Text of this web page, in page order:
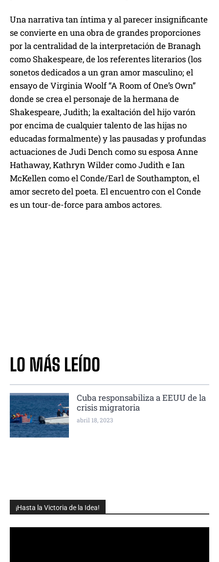
¡Hasta la Victoria de la Idea!
Una narrativa tan íntima y al parecer insignificante
se convierte en una obra de grandes proporciones
por la centralidad de la interpretación de Branagh
como Shakespeare, de los referentes literarios (los
sonetos dedicados a un gran amor masculino; el
ensayo de Virginia Woolf “A Room of One’s Own”
donde se crea el personaje de la hermana de
Shakespeare, Judith; la exaltación del hijo varón
por encima de cualquier talento de las hijas no
educadas formalmente) y las pausadas y profundas
actuaciones de Judi Dench como su esposa Anne
Hathaway, Kathryn Wilder como Judith e Ian
McKellen como el Conde/Earl de Southampton, el
amor secreto del poeta. El encuentro con el Conde
es un tour-de-force para ambos actores.
LO MÁS LEÍDO
Cuba responsabiliza a EEUU de la
crisis migratoria
abril 18, 2023